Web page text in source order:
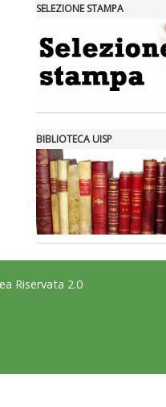
SELEZIONE STAMPA
BIBLIOTECA UISP
Riservata 2.0